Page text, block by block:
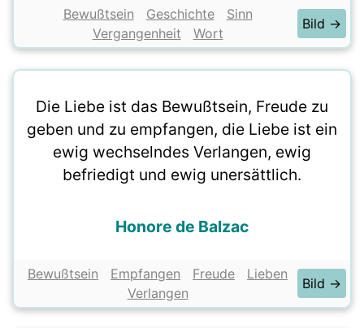
Bewußtsein Geschichte
Sinn
Vergangenheit
Wort
Bild →
Die Liebe ist das Bewußtsein, Freude zu
geben und zu empfangen, die Liebe ist ein
ewig wechselndes Verlangen, ewig
befriedigt und ewig unersättlich.
Honore de Balzac
Bewußtsein Empfangen Freude
Lieben
Verlangen
Bild →